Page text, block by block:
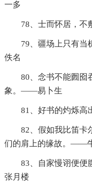
一多
78、士而怀居，不
79、疆场上只有
佚名
80、念书不能囫囵
象。——易卜生
81、好书的灼烁
82、假如我比笛卡
们的肩上的缘故。——
83、自家慢诩便便
张月楼